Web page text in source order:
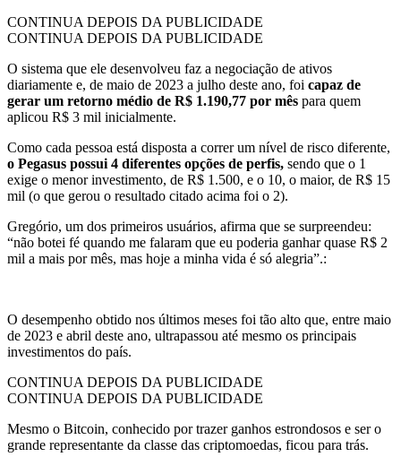
CONTINUA DEPOIS DA PUBLICIDADE
CONTINUA DEPOIS DA PUBLICIDADE
O sistema que ele desenvolveu faz a negociação de ativos
diariamente e, de maio de 2023 a julho deste ano, foi capaz de
gerar um retorno médio de R$ 1.190,77 por mês para quem
aplicou R$ 3 mil inicialmente.
Como cada pessoa está disposta a correr um nível de risco diferente,
o Pegasus possui 4 diferentes opções de perfis, sendo que o 1
exige o menor investimento, de R$ 1.500, e o 10, o maior, de R$ 15
mil (o que gerou o resultado citado acima foi o 2).
Gregório, um dos primeiros usuários, afirma que se surpreendeu:
“não botei fé quando me falaram que eu poderia ganhar quase R$ 2
mil a mais por mês, mas hoje a minha vida é só alegria”.:
O desempenho obtido nos últimos meses foi tão alto que, entre maio
de 2023 e abril deste ano, ultrapassou até mesmo os principais
investimentos do país.
CONTINUA DEPOIS DA PUBLICIDADE
CONTINUA DEPOIS DA PUBLICIDADE
Mesmo o Bitcoin, conhecido por trazer ganhos estrondosos e ser o
grande representante da classe das criptomoedas, ficou para trás.